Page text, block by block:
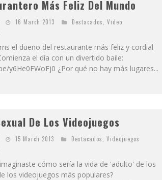
Más Feliz Del Mundo
16 March 2013 Destacados
Video
el dueño del restaurante más feliz y cordial
el día con un divertido baile:
y6He0FWoFj0 ¿Por qué no hay más lugares...
De Los Videojuegos
15 March 2013 Destacados
Videojuegos
cómo sería la vida de 'adulto' de los
los videojuegos más populares?